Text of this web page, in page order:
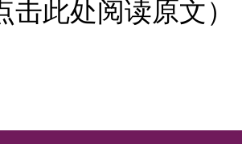
击此处阅读原文）